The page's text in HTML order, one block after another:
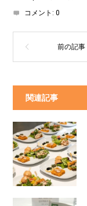
コメント:0
関連記事